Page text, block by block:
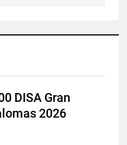
DISA Gran
2026